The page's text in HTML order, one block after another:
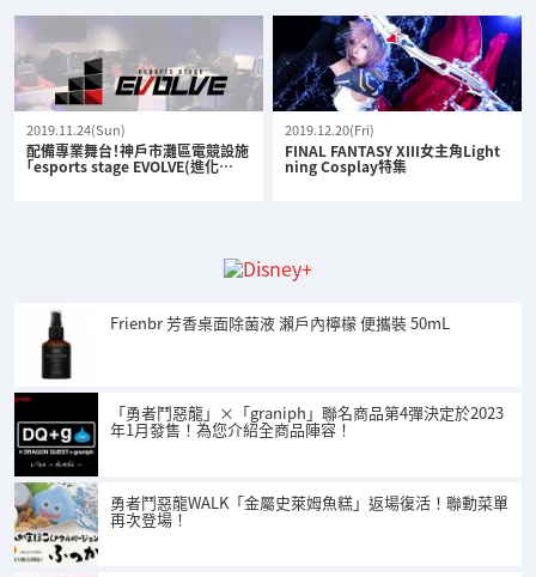
2019.11.24(Sun)
配備專業舞台！神戶市灘區電競設施
「esports stage EVOLVE(進化…
2019.12.20(Fri)
FINAL FANTASY XIII女主角Light
ning Cosplay特集
Frienbr 芳香桌面除菌液 瀨戶內檸檬 便攜裝 50mL
「勇者鬥惡龍」×「graniph」聯名商品第4彈決定於2023
年1月發售！為您介紹全商品陣容！
勇者鬥惡龍WALK「金屬史萊姆魚糕」返場復活！聯動菜單
再次登場！